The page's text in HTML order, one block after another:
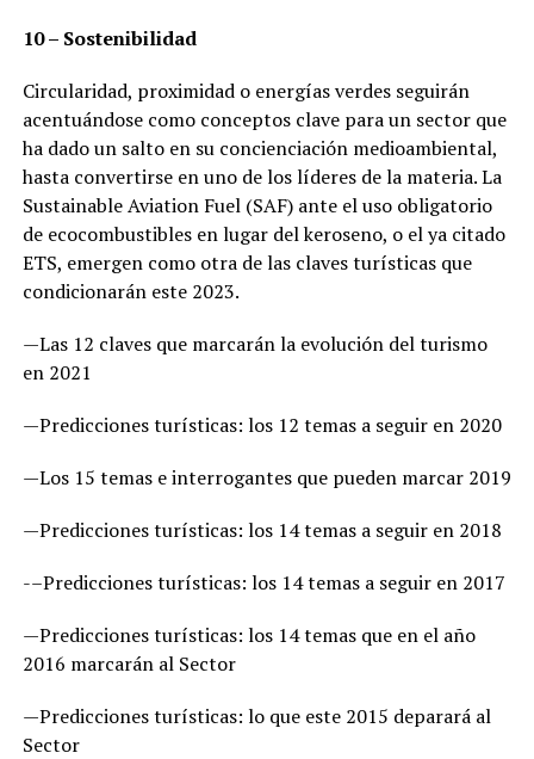
10 – Sostenibilidad
Circularidad, proximidad o energías verdes seguirán
acentuándose como conceptos clave para un sector que
ha dado un salto en su concienciación medioambiental,
hasta convertirse en uno de los líderes de la materia. La
Sustainable Aviation Fuel (SAF) ante el uso obligatorio
de ecocombustibles en lugar del keroseno, o el ya citado
ETS, emergen como otra de las claves turísticas que
condicionarán este 2023.
—Las 12 claves que marcarán la evolución del turismo
en 2021
—Predicciones turísticas: los 12 temas a seguir en 2020
—Los 15 temas e interrogantes que pueden marcar 2019
—Predicciones turísticas: los 14 temas a seguir en 2018
-–Predicciones turísticas: los 14 temas a seguir en 2017
—Predicciones turísticas: los 14 temas que en el año
2016 marcarán al Sector
—Predicciones turísticas: lo que este 2015 deparará al
Sector